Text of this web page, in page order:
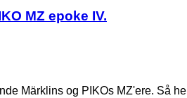
MZ epoke IV.
Märklins og PIKOs MZ'ere. Så